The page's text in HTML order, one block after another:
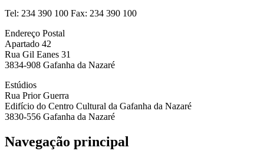
Tel: 234 390 100 Fax: 234 390 100
Endereço Postal
Apartado 42
Rua Gil Eanes 31
3834-908 Gafanha da Nazaré
Estúdios
Rua Prior Guerra
Edifício do Centro Cultural da Gafanha da Nazaré
3830-556 Gafanha da Nazaré
Navegação principal